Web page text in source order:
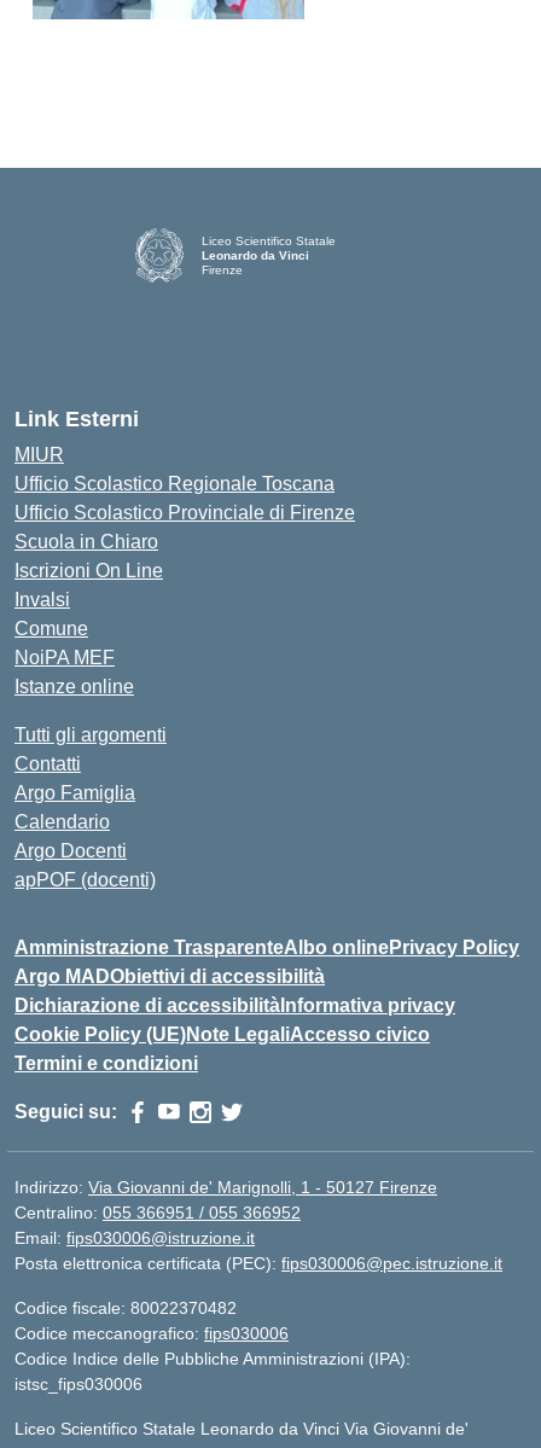
Liceo Scientifico Statale
Leonardo da Vinci
Firenze
Link Esterni
MIUR
Ufficio Scolastico Regionale Toscana
Ufficio Scolastico Provinciale di Firenze
Scuola in Chiaro
Iscrizioni On Line
Invalsi
Comune
NoiPA MEF
Istanze online
Tutti gli argomenti
Contatti
Argo Famiglia
Calendario
Argo Docenti
apPOF (docenti)
Amministrazione TrasparenteAlbo onlinePrivacy Policy
Argo MADObiettivi di accessibilità
Dichiarazione di accessibilità Informativa privacy
Cookie Policy (UE)Note LegaliAccesso civico
Termini e condizioni
Seguici su:
Indirizzo: Via Giovanni de' Marignolli, 1 - 50127 Firenze
Centralino: 055 366951 / 055 366952
Email: fips030006@istruzione.it
Posta elettronica certificata (PEC): fips030006@pec.istruzione.it
Codice fiscale: 80022370482
Codice meccanografico: fips030006
Codice Indice delle Pubbliche Amministrazioni (IPA):
istsc_fips030006
Liceo Scientifico Statale Leonardo da Vinci Via Giovanni de'